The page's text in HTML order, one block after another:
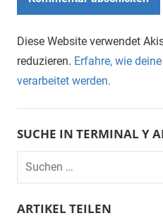
Diese Website verwendet
reduzieren. Erfahre, wie
verarbeitet werden.
SUCHE IN TERMINAL Y
Suchen
nach:
ARTIKEL TEILEN